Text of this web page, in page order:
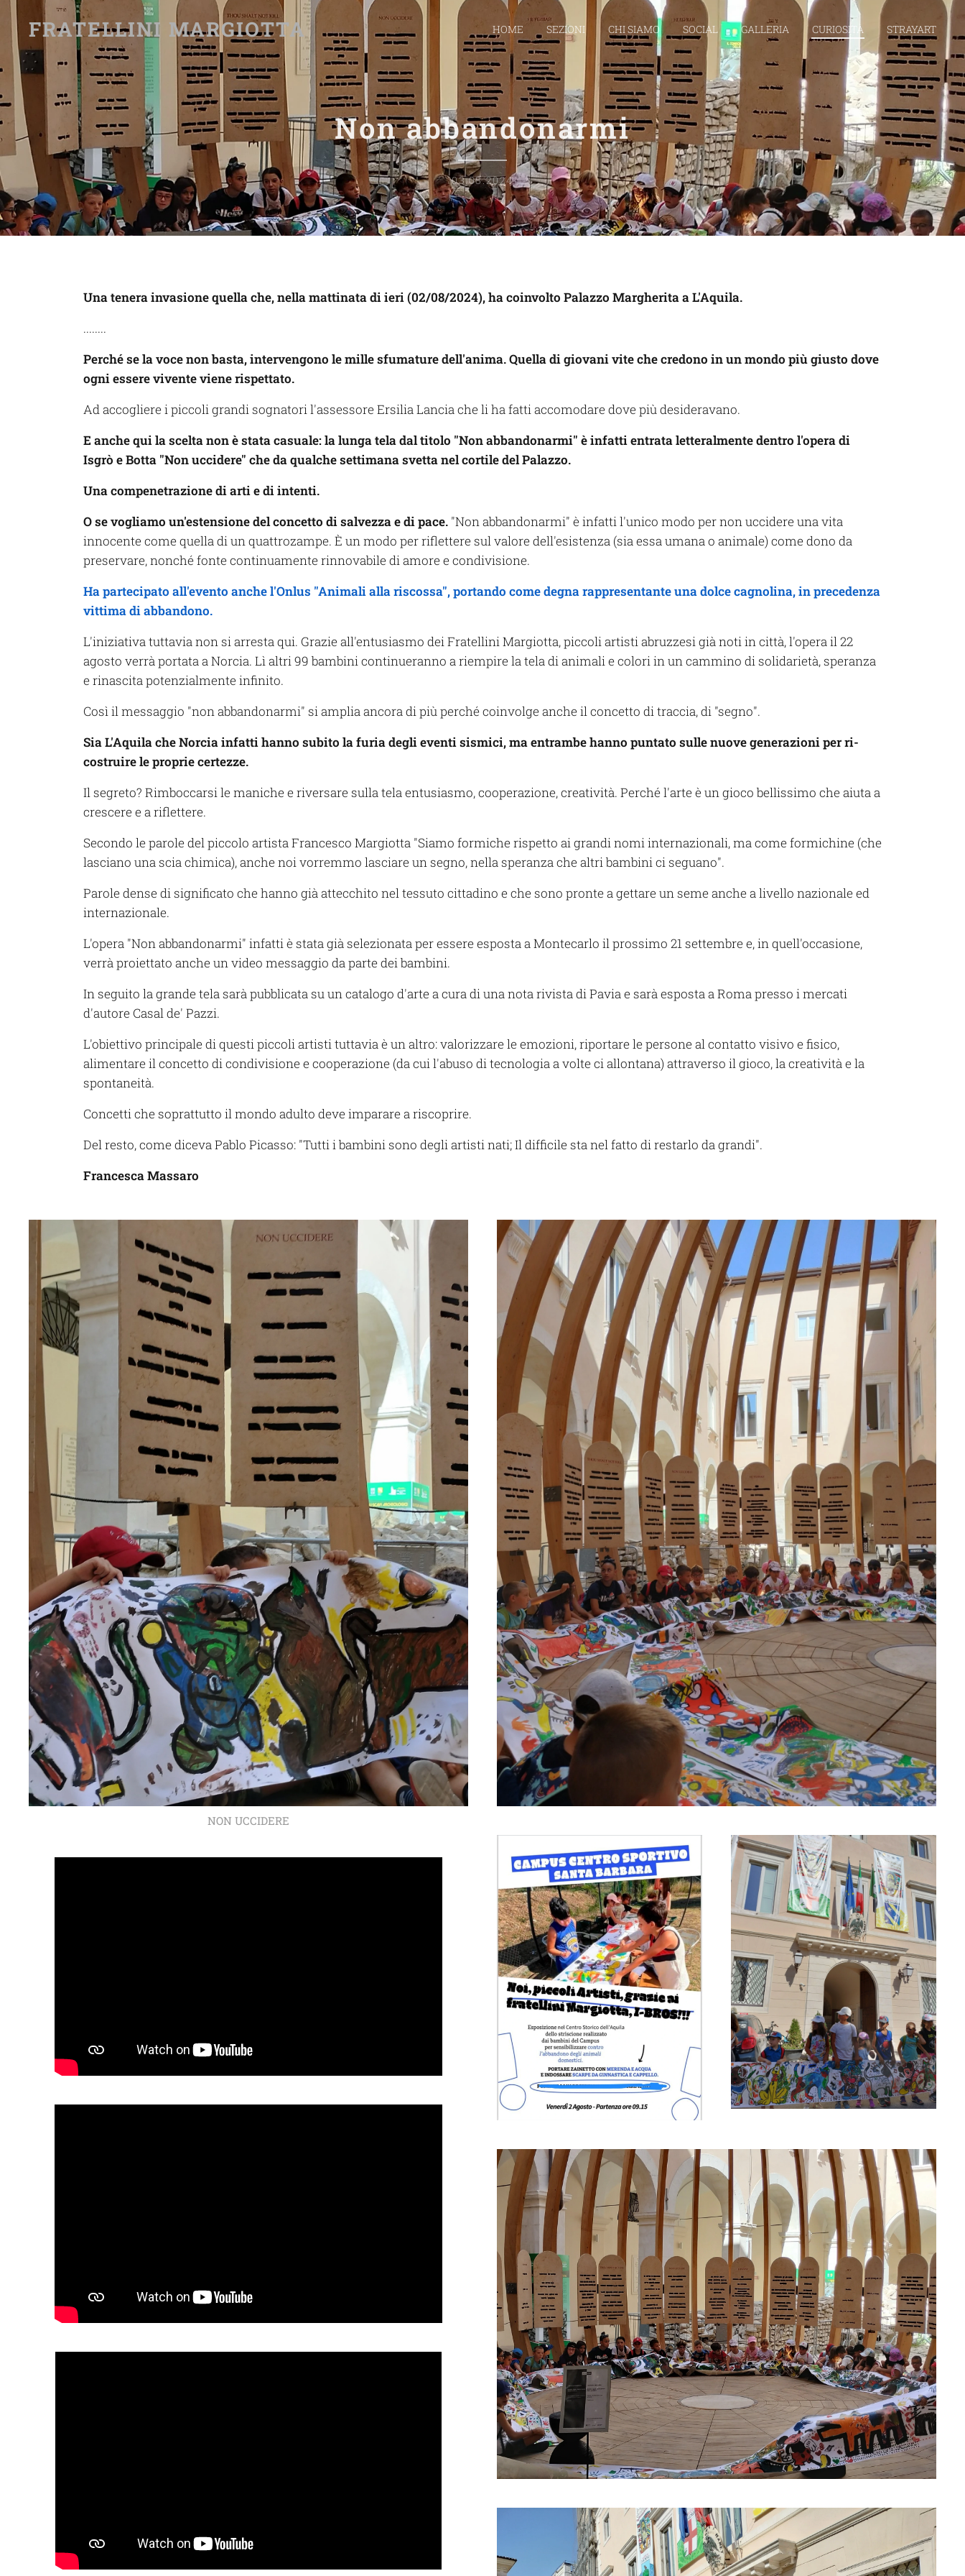
FRATELLINI MARGIOTTA HOME SEZIONI CHI SIAMO SOCIAL GALLERIA CURIOSITÀ STRAYART
Non abbandonarmi
03.08.2024
Una tenera invasione quella che, nella mattinata di ieri (02/08/2024), ha coinvolto Palazzo Margherita a L'Aquila.
........
Perché se la voce non basta, intervengono le mille sfumature dell'anima. Quella di giovani vite che credono in un mondo più giusto dove
ogni essere vivente viene rispettato.
Ad accogliere i piccoli grandi sognatori l'assessore Ersilia Lancia che li ha fatti accomodare dove più desideravano.
E anche qui la scelta non è stata casuale: la lunga tela dal titolo "Non abbandonarmi" è infatti entrata letteralmente dentro l'opera di
Isgrò e Botta "Non uccidere" che da qualche settimana svetta nel cortile del Palazzo.
Una compenetrazione di arti e di intenti.
O se vogliamo un'estensione del concetto di salvezza e di pace. "Non abbandonarmi" è infatti l'unico modo per non uccidere una vita
innocente come quella di un quattrozampe. È un modo per riflettere sul valore dell'esistenza (sia essa umana o animale) come dono da
preservare, nonché fonte continuamente rinnovabile di amore e condivisione.
Ha partecipato all'evento anche l'Onlus "Animali alla riscossa", portando come degna rappresentante una dolce cagnolina, in precedenza
vittima di abbandono.
L'iniziativa tuttavia non si arresta qui. Grazie all'entusiasmo dei Fratellini Margiotta, piccoli artisti abruzzesi già noti in città, l'opera il 22
agosto verrà portata a Norcia. Lì altri 99 bambini continueranno a riempire la tela di animali e colori in un cammino di solidarietà, speranza
e rinascita potenzialmente infinito.
Così il messaggio "non abbandonarmi" si amplia ancora di più perché coinvolge anche il concetto di traccia, di "segno".
Sia L'Aquila che Norcia infatti hanno subito la furia degli eventi sismici, ma entrambe hanno puntato sulle nuove generazioni per ri-
costruire le proprie certezze.
Il segreto? Rimboccarsi le maniche e riversare sulla tela entusiasmo, cooperazione, creatività. Perché l'arte è un gioco bellissimo che aiuta a
crescere e a riflettere.
Secondo le parole del piccolo artista Francesco Margiotta "Siamo formiche rispetto ai grandi nomi internazionali, ma come formichine (che
lasciano una scia chimica), anche noi vorremmo lasciare un segno, nella speranza che altri bambini ci seguano".
Parole dense di significato che hanno già attecchito nel tessuto cittadino e che sono pronte a gettare un seme anche a livello nazionale ed
internazionale.
L'opera "Non abbandonarmi" infatti è stata già selezionata per essere esposta a Montecarlo il prossimo 21 settembre e, in quell'occasione,
verrà proiettato anche un video messaggio da parte dei bambini.
In seguito la grande tela sarà pubblicata su un catalogo d'arte a cura di una nota rivista di Pavia e sarà esposta a Roma presso i mercati
d'autore Casal de' Pazzi.
L'obiettivo principale di questi piccoli artisti tuttavia è un altro: valorizzare le emozioni, riportare le persone al contatto visivo e fisico,
alimentare il concetto di condivisione e cooperazione (da cui l'abuso di tecnologia a volte ci allontana) attraverso il gioco, la creatività e la
spontaneità.
Concetti che soprattutto il mondo adulto deve imparare a riscoprire.
Del resto, come diceva Pablo Picasso: "Tutti i bambini sono degli artisti nati; Il difficile sta nel fatto di restarlo da grandi".
Francesca Massaro
NON UCCIDERE